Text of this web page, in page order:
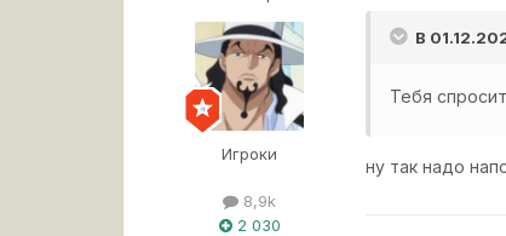
Игроки
8,9k
2 030
В
Тебя
ну так надо